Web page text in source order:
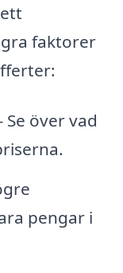
faktorer
över vad
pengar i